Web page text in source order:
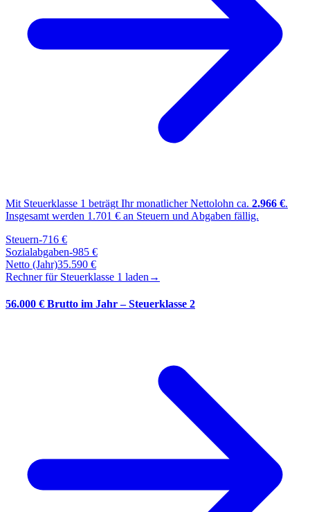
Mit Steuerklasse 1 beträgt Ihr monatlicher Nettolohn ca. 2.966 €.
Insgesamt werden 1.701 € an Steuern und Abgaben fällig.
Steuern-716 €
Sozialabgaben-985 €
Netto (Jahr)35.590 €
Rechner für Steuerklasse 1 laden →
56.000 € Brutto im Jahr – Steuerklasse 2